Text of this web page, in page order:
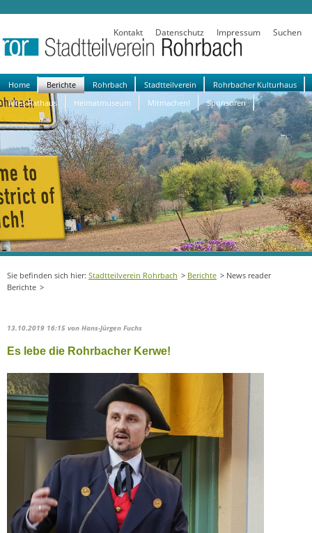
Kontakt Datenschutz Impressum Suchen
Navigation
überspringen
Home Berichte Rohrbach Stadtteilverein
Rohrbacher Kulturhaus
Altes Rathaus
Heimatmuseum Mitmachen! Sponsoren
Stadtteilverein Rohrbach Berichte
News reader
Berichte
13.10.2019 16:15 von Hans-Jürgen Fuchs
Es lebe die Rohrbacher Kerwe!